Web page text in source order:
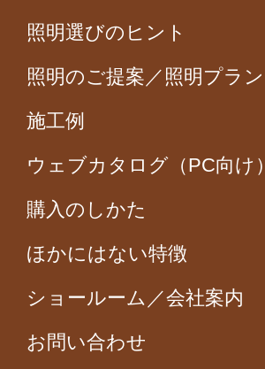
照明選びのヒント
照明のご提案／照明プラン
施工例
ウェブカタログ（PC向け）
購入のしかた
ほかにはない特徴
ショールーム／会社案内
お問い合わせ